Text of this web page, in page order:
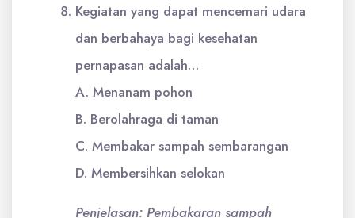
Kegiatan yang dapat mencemari udara
dan berbahaya bagi kesehatan
pernapasan adalah…
A. Menanam pohon
B. Berolahraga di taman
C. Membakar sampah sembarangan
D. Membersihkan selokan
Penjelasan: Pembakaran sampah